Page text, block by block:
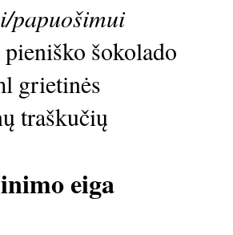
papuošimui
pieniško šokolado
grietinės
traškučių
eiga